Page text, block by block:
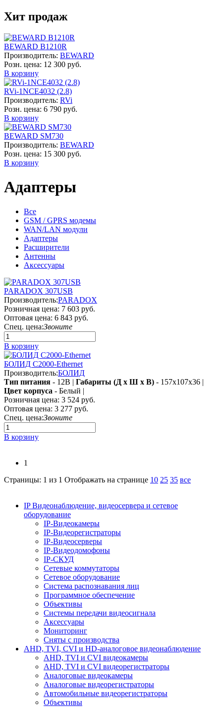
Хит продаж
BEWARD B1210R
Производитель: BEWARD
Розн. цена: 12 300 руб.
В корзину
RVi-1NCE4032 (2.8)
Производитель: RVi
Розн. цена: 6 790 руб.
В корзину
BEWARD SM730
Производитель: BEWARD
Розн. цена: 15 300 руб.
В корзину
Адаптеры
Все
GSM / GPRS модемы
WAN/LAN модули
Адаптеры
Расширители
Антенны
Аксессуары
PARADOX 307USB
Производитель:PARADOX
Розничная цена: 7 603 руб.
Оптовая цена: 6 843 руб.
Спец. цена:Звоните
В корзину
БОЛИД С2000-Ethernet
Производитель:БОЛИД
Тип питания - 12В | Габариты (Д х Ш х В) - 157x107x36 |
Цвет корпуса - Белый |
Розничная цена: 3 524 руб.
Оптовая цена: 3 277 руб.
Спец. цена:Звоните
В корзину
1
Страницы: 1 из 1 Отображать на странице 10 25 35 все
IP Видеонаблюдение, видеосервера и сетевое
оборудование
IP-Видеокамеры
IP-Видеорегистраторы
IP-Видеосерверы
IP-Видеодомофоны
IP-СКУД
Сетевые коммутаторы
Сетевое оборудование
Система распознавания лиц
Программное обеспечение
Объективы
Системы передачи видеосигнала
Аксессуары
Мониторинг
Сняты с производства
AHD, TVI, CVI и HD-аналоговое видеонаблюдение
AHD, TVI и CVI видеокамеры
AHD, TVI и CVI видеорегистраторы
Аналоговые видеокамеры
Аналоговые видеорегистраторы
Автомобильные видеорегистраторы
Объективы